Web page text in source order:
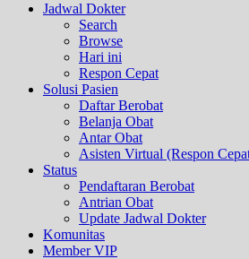
Jadwal Dokter
Search
Browse
Hari ini
Respon Cepat
Solusi Pasien
Daftar Berobat
Belanja Obat
Antar Obat
Asisten Virtual (Respon
Status
Pendaftaran Berobat
Antrian Obat
Update Jadwal Dokter
Komunitas
Member VIP